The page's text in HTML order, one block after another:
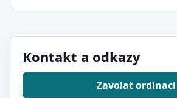
Kontakt a odkazy
Zavolat ordinaci